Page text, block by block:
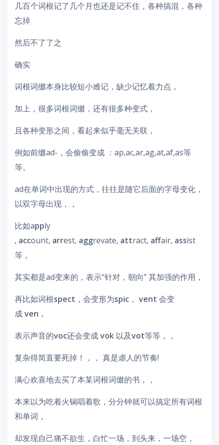
几百个词根记了几个月也还是记不住，各种搞混，各种
忘掉
然后不了了之
确实
词根词缀本身比较短小难记，缺少记忆着力点，
加上，很多词根词缀，还有很多种变式，
且各种变形之间，看起来似乎毫无关联，
例如前缀ad-，会偷偷变成 ：ap,ac,ar,ag,at,af,as等
等。
ad在单词中出现的方式，往往是随它后面的字母变化，
以双字母出现，，
比如apply
, account, arrest, aggrevate, attract, affair, assist
等，
其实都是ad变来的，表示“针对，朝向” 其加强的作用，
再比如词根spect ，会变形为spic ， vent 会变
成ven ，
表示声音的voc还会变成vok 以及vot等等，，
复杂得简直要死掉！，， 真是虐人的节奏!
满心欢喜地去买了本某词根词缀的书，，
本来以为吃着火锅唱着歌，分分钟就可以搞定所有词根
和单词，
却发现自己痛不欲生，白忙一场，到头来，一场空，